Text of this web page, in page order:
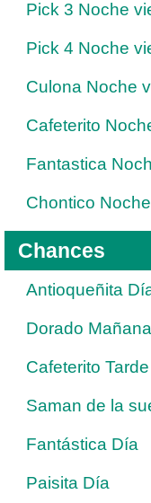
Pick 3 Noche
Pick 4 Noche
Culona Noche
Cafeterito
Fantastica
Chontico
Chances
Antioqueñita
Dorado Mañana
Cafeterito Tarde
Saman de la
Fantástica Día
Paisita Día